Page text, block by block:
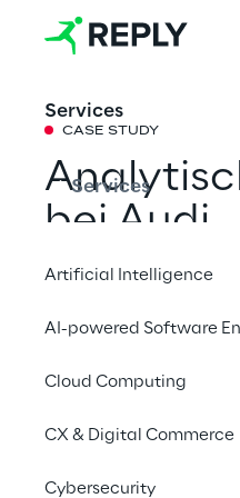
Services
Services
Artificial Intelligence
AI-powered Software
Cloud Computing
CX & Digital Commerce
Cybersecurity
CASE STUDY
bei Audi
SAP